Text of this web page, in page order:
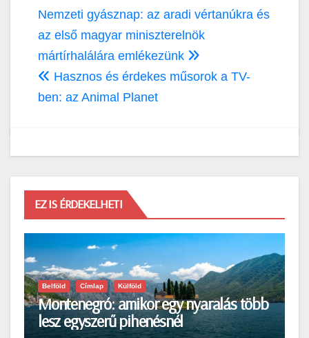
Bejegyzés
navigáció
Nemzeti gyásznap: az aradi vértanúkra és
az első magyar miniszterelnök
mártírhalálára emlékezünk
Hasznos és érdekes műsorok a TV-
ben: az Animal Planet
EZ IS ÉRDEKELHETI
Belföld Címlap Külföld
Montenegró: amikor egy nyaralás több
lesz egyszerű pihenésnél